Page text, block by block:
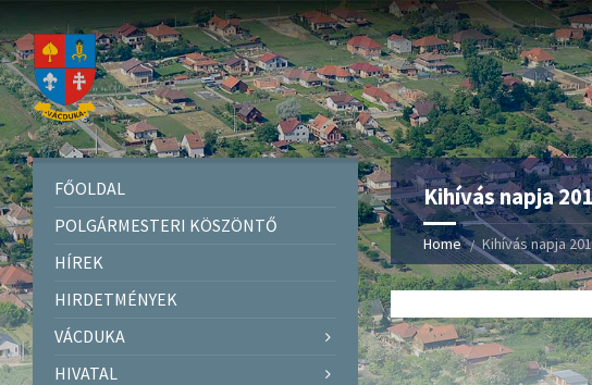
Kihívás napja
Home Kihívás napja
FŐOLDAL
POLGÁRMESTERI KÖSZÖNTŐ
HÍREK
HIRDETMÉNYEK
VÁCDUKA
HIVATAL